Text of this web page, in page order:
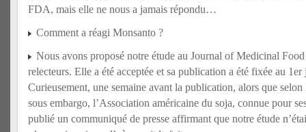
FDA, mais elle ne nous a jamais répondu…
Comment a réagi Monsanto ?
Nous avons proposé notre étude au Journal of Medicinal
relecteurs. Elle a été acceptée et sa publication a été fixée au
Curieusement, une semaine avant la publication, alors que selon
sous embargo, l’Association américaine du soja, connue pour
publié un communiqué de presse affirmant que notre étude